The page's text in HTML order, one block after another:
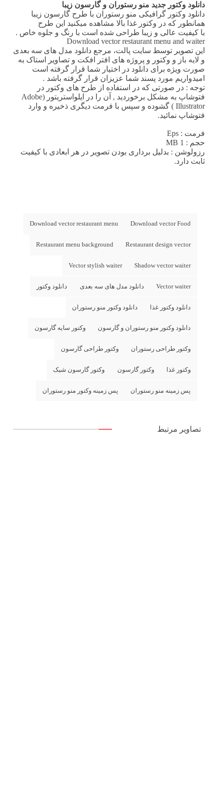
دانلود وکتور جدید منو رستوران و گارسون زیبا
دانلود وکتور گرافیکی منو رستوران با طرح گارسون زیبا
همانطور که در وکتور غذا بالا مشاهده میکنید این طرح
با کیفیت عالی و زیبا طراحی شده است با رنگ و جلوه خاص .
Download vector restaurant menu and waiter
این تصویر توسط سایت پالت، مرجع دانلود مدل های سه بعدی
و لایه باز و وکتور و پروژه های افتر افکت و تصاویر استاک به
صورت ویژه برای دانلود در اختیار شما قرار گرفته است
امیدواریم مورد پسند شما عزیزان قرار گرفته باشد .
توجه : در صورتی که در استفاده از طرح های وکتور در
فتوشاپ به مشکل برخوردید , آن را در ایلواستریتور (Adobe
Illustrator ) گشوده و سپس با فرمت دیگری ذخیره و وارد
فتوشاپ نمائید.
فرمت : Eps
حجم : 1 MB
رزولوشن : بدلیل برداری بودن تصویر در هر ابعادی با کیفیت
ثابت دارد.
Download vector Food
Download vector restaurant menu
Restaurant design vector
Restaurant menu background
Shadow vector waiter
Vector stylish waiter
Vector waiter دانلود مدل های سه بعدی دانلود وکتور
دانلود وکتور غذا دانلود وکتور منو رستوران
دانلود وکتور منو رستوران و گارسون وکتور سایه گارسون
وکتور طراحی رستوران وکتور طراحی گارسون
وکتور غذا وکتور گارسون وکتور گارسون شیک
پس زمینه منو رستوران پس زمینه وکتور منو رستوران
تصاویر مرتبط